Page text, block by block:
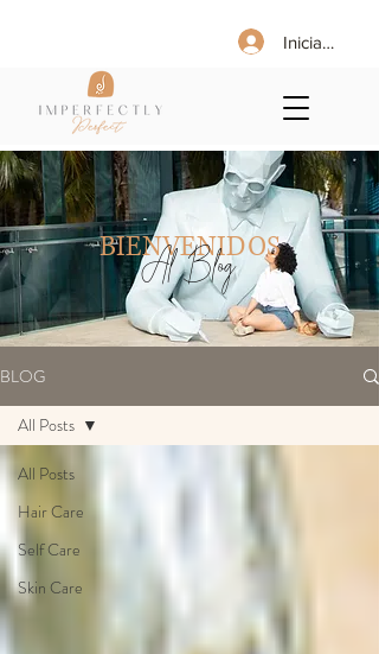
Iniciar sesión
BIENVENIDOS
Al Blog
BLOG
All Posts
Hair Care
Self Care
Skin Care
All Posts